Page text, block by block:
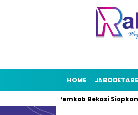
HOME
Pemkab Bekasi Siapkan